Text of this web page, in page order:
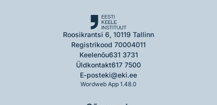
Roosikrantsi 6, 10119 Tallinn
Registrikood 70004011
Keelenõu631 3731
Üldkontakt617 7500
E-posteki@eki.ee
Wordweb App 1.48.0